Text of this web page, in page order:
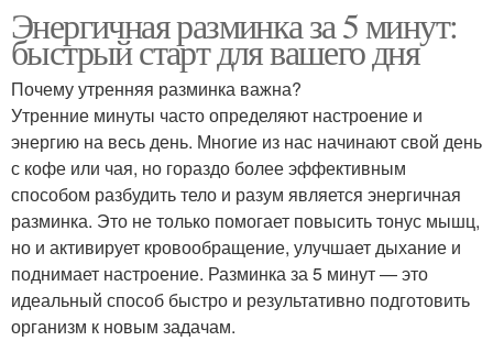
Энергичная разминка за 5 минут:
быстрый старт для вашего дня
Почему утренняя разминка важна?
Утренние минуты часто определяют настроение и
энергию на весь день. Многие из нас начинают свой день
с кофе или чая, но гораздо более эффективным
способом разбудить тело и разум является энергичная
разминка. Это не только помогает повысить тонус мышц,
но и активирует кровообращение, улучшает дыхание и
поднимает настроение. Разминка за 5 минут — это
идеальный способ быстро и результативно подготовить
организм к новым задачам.